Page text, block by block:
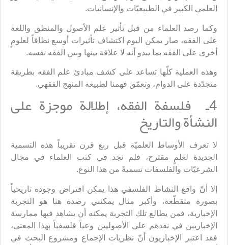
العلمي الكبير في الطبيعيّات والإنسانيات.
وكما رصد العلماء من قبل تأثير علم الأصول والمنطق واللغة
على الفقه، صار يمكن اليوم اكتشاف تأثيرات أوسع نطاقاً لعلومٍ
أخرى على الفقه بما يبدو أنه لا علاقة بينها وبين الفقه نفسه.
وهذه العملية كلّها تساعد على كشف مبادئ علم الفقه بطريقة
متجدّدة على الدوام، وتعمّق فهمنا لطبيعة المنهج الفقهي.
4ـ فلسفة الفقه، إطلالة موجزة على
النشأة والتاريخ
لا تعرف الأوساط العلميّة قبل ربع قرن تقريباً هذه التسمية
الجديدة لعلمٍ مقترح، فلم نجد في كتب العلماء في مجال
الشرعيّات والفلسفات تسميةً من هذا النوع.
إلا أنّ واقع النشاط الفلسفي هذا يمكن افتراض وجوده تاريخياً
بصورة متقطّعة، وأكبر مثال يمكنني رصده هنا هو التجربة
الإخبارية، فمن يطالع تلك التجربة يمكنه أن يشاهد فيها ممارسة
الإخباريين في نقدهم على الأصوليين وعياً فلسفياً بهذا المعنى،
فقد اعتبر الإخباريون أنّ نظريات الإجماع ومشروع البحث في